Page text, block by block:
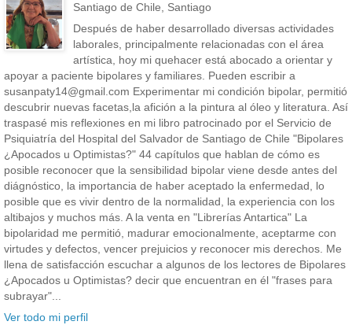
Santiago de Chile, Santiago
Después de haber desarrollado diversas actividades
laborales, principalmente relacionadas con el área
artística, hoy mi quehacer está abocado a orientar y
apoyar a paciente bipolares y familiares. Pueden escribir a
susanpaty14@gmail.com Experimentar mi condición bipolar, permitió
descubrir nuevas facetas,la afición a la pintura al óleo y literatura. Así
traspasé mis reflexiones en mi libro patrocinado por el Servicio de
Psiquiatría del Hospital del Salvador de Santiago de Chile "Bipolares
¿Apocados u Optimistas?" 44 capítulos que hablan de cómo es
posible reconocer que la sensibilidad bipolar viene desde antes del
diágnóstico, la importancia de haber aceptado la enfermedad, lo
posible que es vivir dentro de la normalidad, la experiencia con los
altibajos y muchos más. A la venta en "Librerías Antartica" La
bipolaridad me permitió, madurar emocionalmente, aceptarme con
virtudes y defectos, vencer prejuicios y reconocer mis derechos. Me
llena de satisfacción escuchar a algunos de los lectores de Bipolares
¿Apocados u Optimistas? decir que encuentran en él "frases para
subrayar"...
Ver todo mi perfil